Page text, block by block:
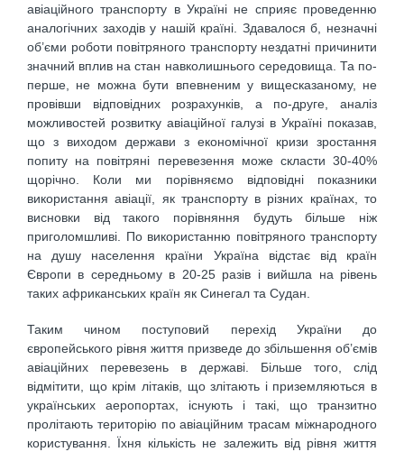
авіаційного транспорту в Україні не сприяє проведенню
аналогічних заходів у нашій країні. Здавалося б, незначні
об’єми роботи повітряного транспорту нездатні причинити
значний вплив на стан навколишнього середовища. Та по-
перше, не можна бути впевненим у вищесказаному, не
провівши відповідних розрахунків, а по-друге, аналіз
можливостей розвитку авіаційної галузі в Україні показав,
що з виходом держави з економічної кризи зростання
попиту на повітряні перевезення може скласти 30-40%
щорічно. Коли ми порівняємо відповідні показники
використання авіації, як транспорту в різних країнах, то
висновки від такого порівняння будуть більше ніж
приголомшливі. По використанню повітряного транспорту
на душу населення країни Україна відстає від країн
Європи в середньому в 20-25 разів і вийшла на рівень
таких африканських країн як Синегал та Судан.
Таким чином поступовий перехід України до
європейського рівня життя призведе до збільшення об’ємів
авіаційних перевезень в державі. Більше того, слід
відмітити, що крім літаків, що злітають і приземляються в
українських аеропортах, існують і такі, що транзитно
пролітають територію по авіаційним трасам міжнародного
користування. Їхня кількість не залежить від рівня життя